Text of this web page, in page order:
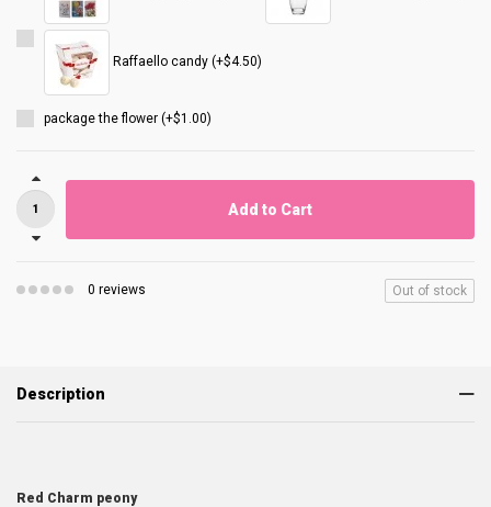
Raffaello candy (+$4.50)
package the flower (+$1.00)
Add to Cart
0 reviews Out of stock
Description
Red Charm peony